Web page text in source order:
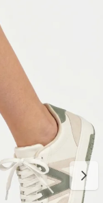
dedão até o
garantir conforto
maior para um
a primeira troca é